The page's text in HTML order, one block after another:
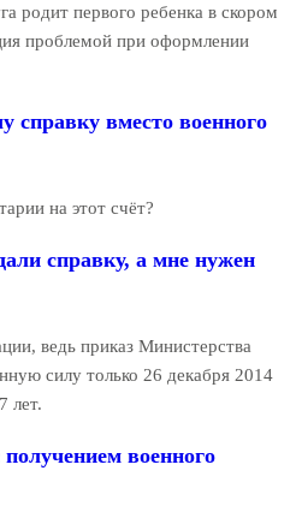
родит первого ребенка в скором
проблемой при оформлении
справку вместо военного
на этот счёт?
справку, а мне нужен
ведь приказ Министерства
силу только 26 декабря 2014
лет.
военного